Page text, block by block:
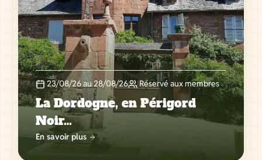
23/08/26 au 28/08/26 Réservé aux membres
La Dordogne, en Périgord
Noir…
En savoir plus